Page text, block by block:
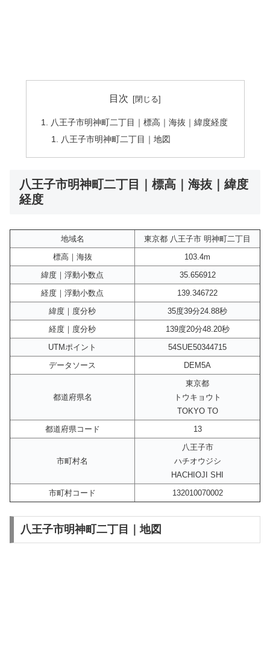
目次
八王子市明神町二丁目｜標高｜海抜｜緯度経度
八王子市明神町二丁目｜地図
八王子市明神町二丁目｜標高｜海抜｜緯度
経度
地域名
東京都 八王子市 明神町二丁目
標高｜海抜
103.4m
緯度｜浮動小数点
35.656912
経度｜浮動小数点
139.346722
緯度｜度分秒
35度39分24.88秒
経度｜度分秒
139度20分48.20秒
UTMポイント
54SUE50344715
データソース
DEM5A
都道府県名
東京都
トウキョウト
TOKYO TO
都道府県コード
13
市町村名
八王子市
ハチオウジシ
HACHIOJI SHI
市町村コード
132010070002
八王子市明神町二丁目｜地図